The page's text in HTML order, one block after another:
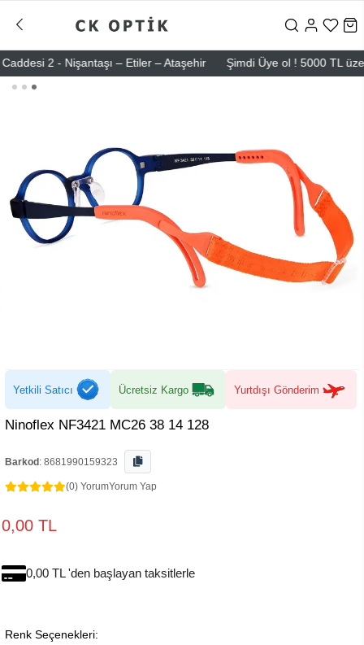
2 - Nişantaşı – Etiler – Ataşehir Şimdi Üye ol ! 5000 TL üzeri ilk
Yetkili Satıcı Ücretsiz Kargo Yurtdışı Gönderim
Ninoflex NF3421 MC26 38 14 128
Barkod : 8681990159323
(0) YorumYorum Yap
0,00 TL
0,00 TL 'den başlayan taksitlerle
Renk Seçenekleri: